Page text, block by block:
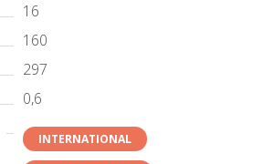
16
160
297
0,6
INTERNATIONAL